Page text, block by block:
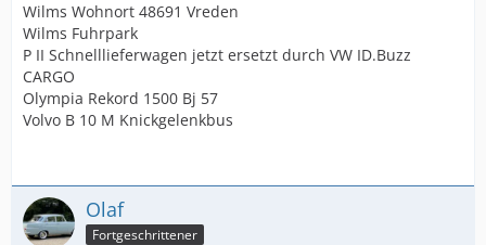
Wilms Wohnort 48691 Vreden
Wilms Fuhrpark
P II Schnelllieferwagen jetzt ersetzt durch VW ID.Buzz
CARGO
Olympia Rekord 1500 Bj 57
Volvo B 10 M Knickgelenkbus
Olaf
Fortgeschrittener